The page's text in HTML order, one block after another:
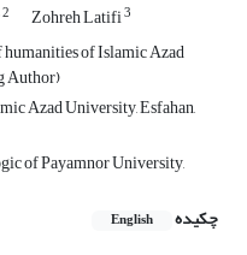
2 Zohreh Latifi3
of Islamic Azad
Author)
Azad University, Esfahan,
of Payamnor University,
چکیده
English